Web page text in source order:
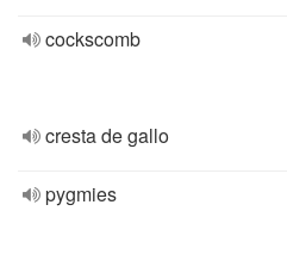
cockscomb
cresta de gallo
pygmies